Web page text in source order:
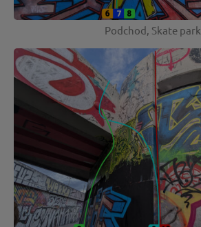
Podchod, Skate park